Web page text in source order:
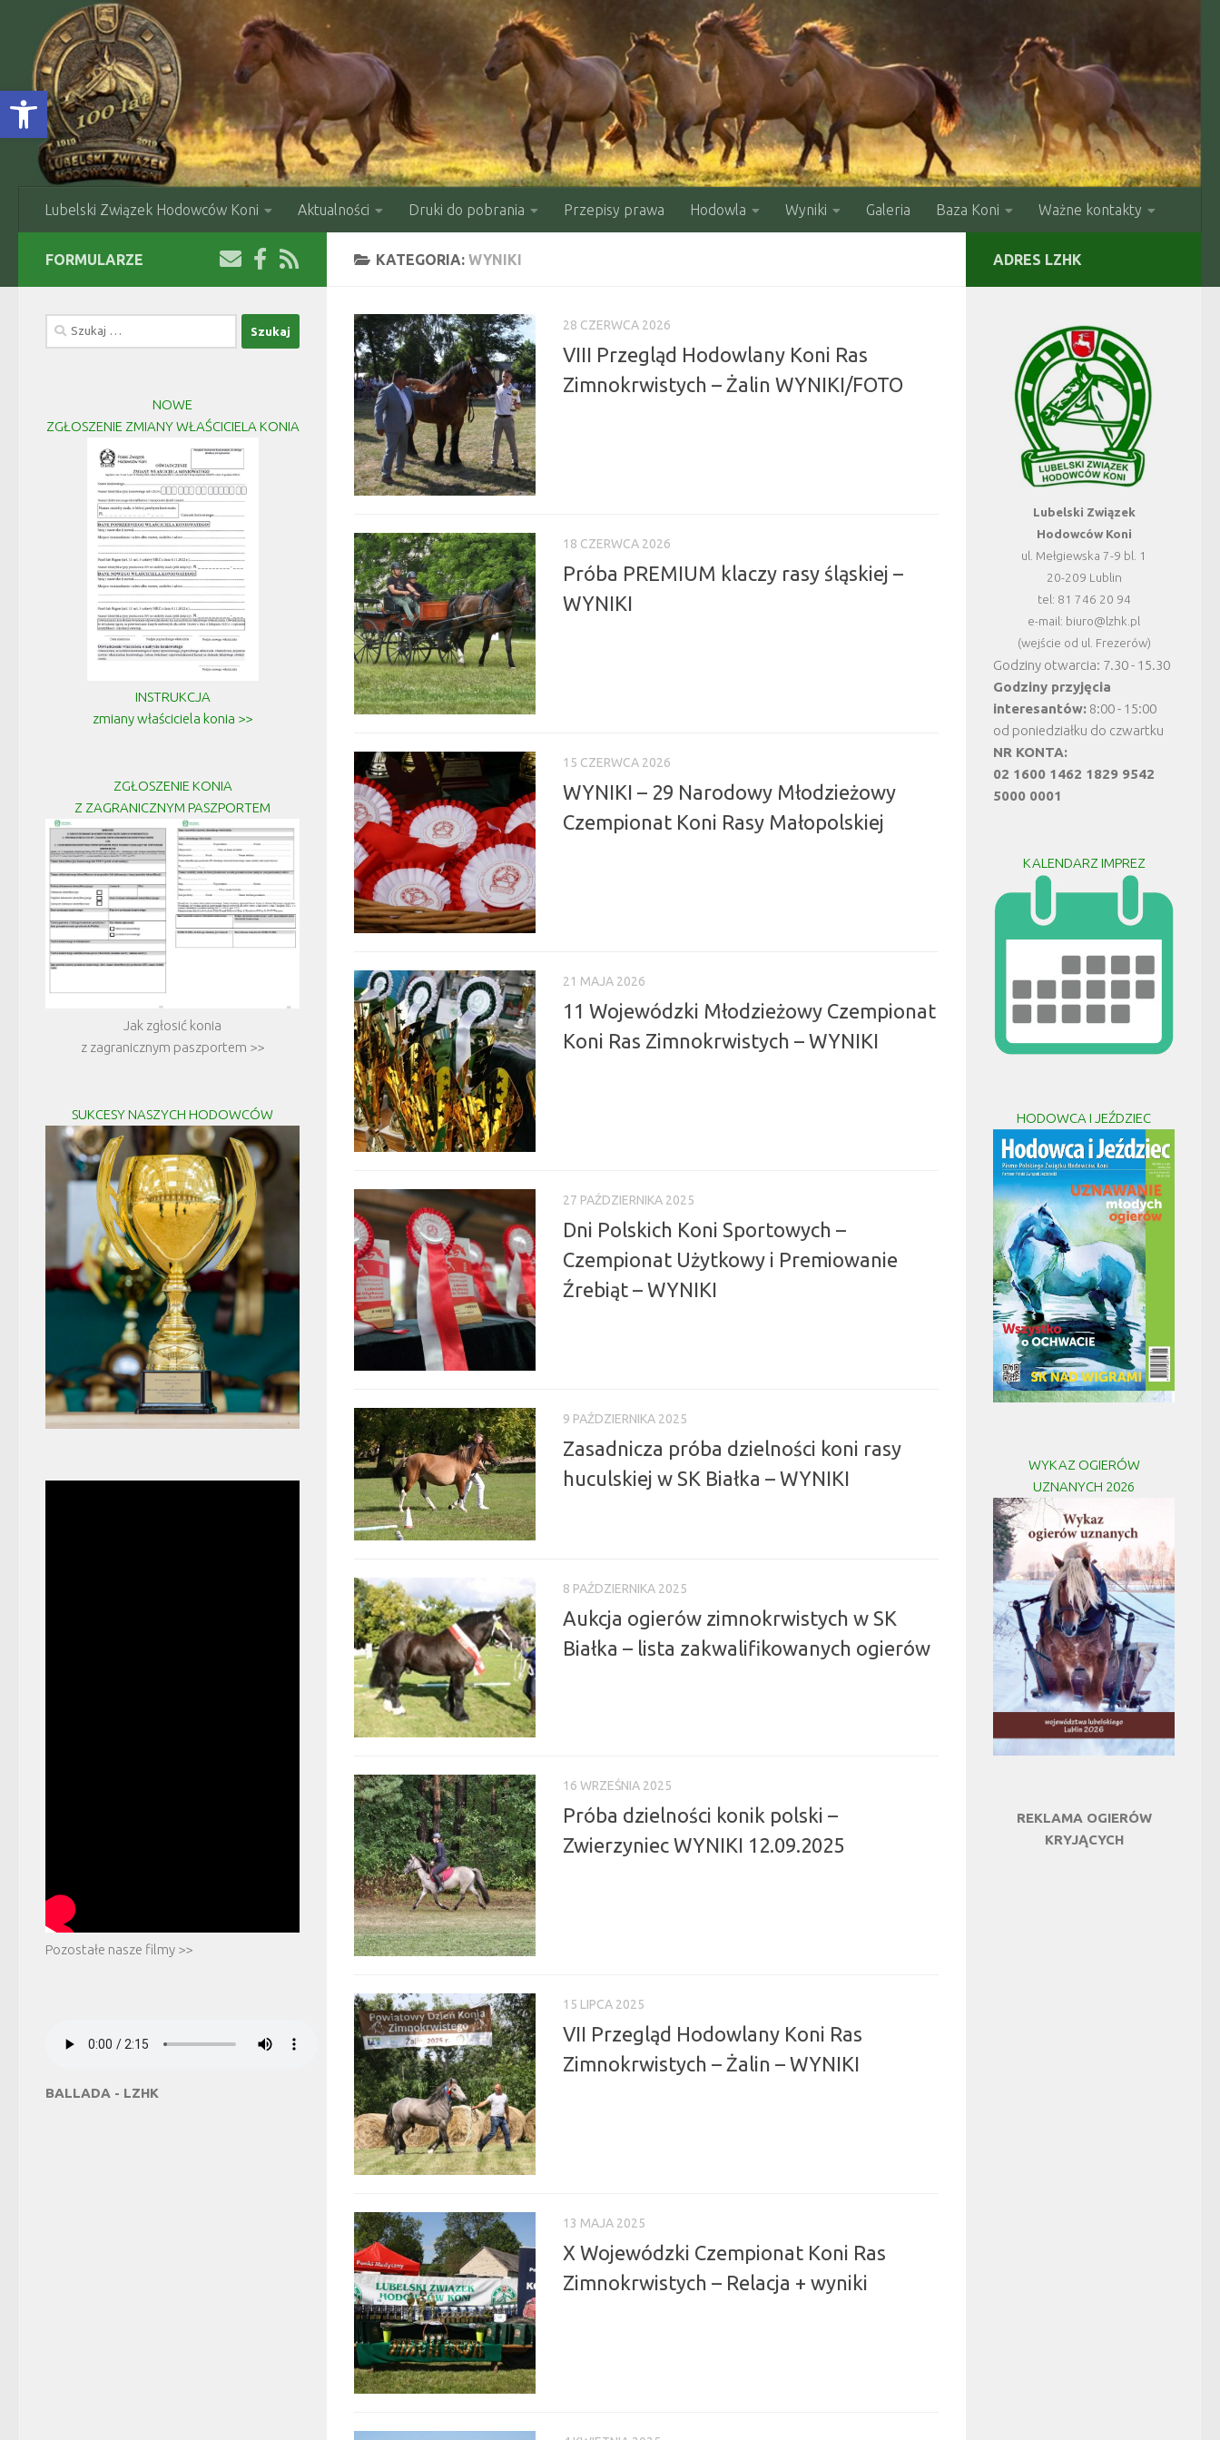
Open toolbar
Skip to content
Lubelski Związek Hodowców Koni Aktualności Druki do pobrania Przepisy prawa Hodowla Wyniki Galeria Baza Koni Ważne kontakty
KATEGORIA: WYNIKI
28 CZERWCA 2026
VIII Przegląd Hodowlany Koni Ras
Zimnokrwistych – Żalin WYNIKI/FOTO
18 CZERWCA 2026
Próba PREMIUM klaczy rasy śląskiej –
WYNIKI
15 CZERWCA 2026
WYNIKI – 29 Narodowy Młodzieżowy
Czempionat Koni Rasy Małopolskiej
21 MAJA 2026
11 Wojewódzki Młodzieżowy Czempionat
Koni Ras Zimnokrwistych – WYNIKI
27 PAŹDZIERNIKA 2025
Dni Polskich Koni Sportowych –
Czempionat Użytkowy i Premiowanie
Źrebiąt – WYNIKI
9 PAŹDZIERNIKA 2025
Zasadnicza próba dzielności koni rasy
huculskiej w SK Białka – WYNIKI
8 PAŹDZIERNIKA 2025
Aukcja ogierów zimnokrwistych w SK
Białka – lista zakwalifikowanych ogierów
16 WRZEŚNIA 2025
Próba dzielności konik polski –
Zwierzyniec WYNIKI 12.09.2025
15 LIPCA 2025
VII Przegląd Hodowlany Koni Ras
Zimnokrwistych – Żalin – WYNIKI
13 MAJA 2025
X Wojewódzki Czempionat Koni Ras
Zimnokrwistych – Relacja + wyniki
FORMULARZE
Szukaj:
NOWE
ZGŁOSZENIE ZMIANY WŁAŚCICIELA KONIA
INSTRUKCJA
zmiany właściciela konia >>
ZGŁOSZENIE KONIA
Z ZAGRANICZNYM PASZPORTEM
Jak zgłosić konia
z zagranicznym paszportem >>
SUKCESY NASZYCH HODOWCÓW
Pozostałe nasze filmy >>
BALLADA - LZHK
ADRES LZHK
Lubelski Związek
Hodowców Koni
ul. Mełgiewska 7-9 bl. 1
20-209 Lublin
tel: 81 746 20 94
e-mail: biuro@lzhk.pl
(wejście od ul. Frezerów)
Godziny otwarcia: 7.30 - 15.30
Godziny przyjęcia
interesantów: 8:00 - 15:00
od poniedziałku do czwartku
NR KONTA:
02 1600 1462 1829 9542
5000 0001
KALENDARZ IMPREZ
HODOWCA I JEŹDZIEC
WYKAZ OGIERÓW
UZNANYCH 2026
REKLAMA OGIERÓW
KRYJĄCYCH